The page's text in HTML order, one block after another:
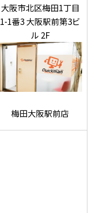
大阪市北区梅田1丁目
1-1番3 大阪駅前第3ビ
ル 2F
梅田大阪駅前店